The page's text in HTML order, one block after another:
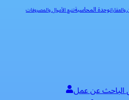
وحدة المحاسبةتتبع الأموال والمصروفات
الباحث عن عمل